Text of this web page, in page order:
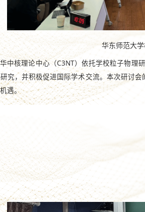
华东师范大
中核理论中心（C3NT）依托学校粒子物
究，并积极促进国际学术交流。本次研讨
遇。